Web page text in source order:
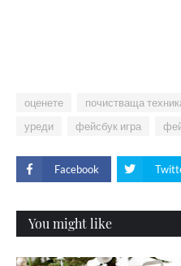
оценете почистваща
уреди
фейсбук игра
Facebook
You might like